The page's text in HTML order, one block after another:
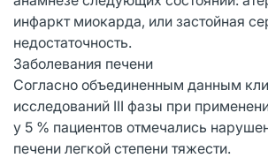
инфаркт миокарда, или застойная
недостаточность.
Заболевания печени
Согласно объединенным данным
исследований III фазы при
у 5 % пациентов отмечались
печени легкой степени тяжести.